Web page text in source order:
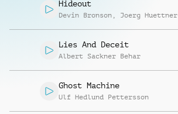
Hideout
Devin Bronson , Joerg Huettner
Lies And Deceit
Albert Sackner Behar
Ghost Machine
Ulf Hedlund Pettersson